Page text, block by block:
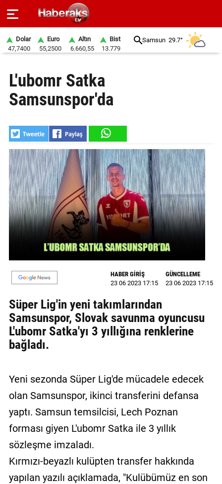
SPOR
YAŞAM
EKONOMİ
BELEDİYELER
SAĞLIK
SİYASET
EĞİTİM
GALERİ
VİDEO
YAZARLAR
BİZE
ULAŞIN
Künye
İletişim
Gizlilik
Sözleşmesi
Kullanıcı
Dolar
47,7400
Euro
55,2500
Altın
6.660,55
Bist
13.779
Samsun 29.7°
L'ubomr Satka
Samsunspor'da
HABER GİRİŞ
23 06 2023 17:15
GÜNCELLEME
23 06 2023 17:15
Süper Lig'in yeni takımlarından
Samsunspor, Slovak savunma oyuncusu
L'ubomr Satka'yı 3 yıllığına renklerine
bağladı.
Yeni sezonda Süper Lig'de mücadele edecek
olan Samsunspor, ikinci transferini defansa
yaptı. Samsun temsilcisi, Lech Poznan
forması giyen L'ubomr Satka ile 3 yıllık
sözleşme imzaladı.
Kırmızı-beyazlı kulüpten transfer hakkında
yapılan yazılı açıklamada, "Kulübümüz en son